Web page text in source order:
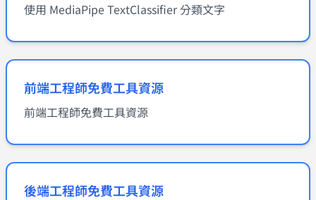
使用 MediaPipe TextClassifier 分類文字
前端工程師免費工具資源
前端工程師免費工具資源
後端工程師免費工具資源